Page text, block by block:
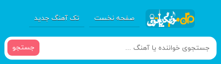
صفحه نخست تک آهنگ جدید
جستجو